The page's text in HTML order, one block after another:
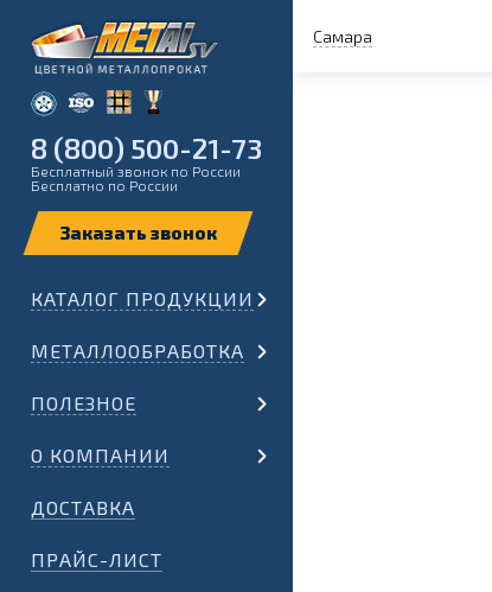
Самара
8 (800) 500-21-73
Бесплатный звонок по России
Бесплатно по России
КАТАЛОГ ПРОДУКЦИИ
МЕТАЛЛООБРАБОТКА
ПОЛЕЗНОЕ
О КОМПАНИИ
ДОСТАВКА
ПРАЙС-ЛИСТ